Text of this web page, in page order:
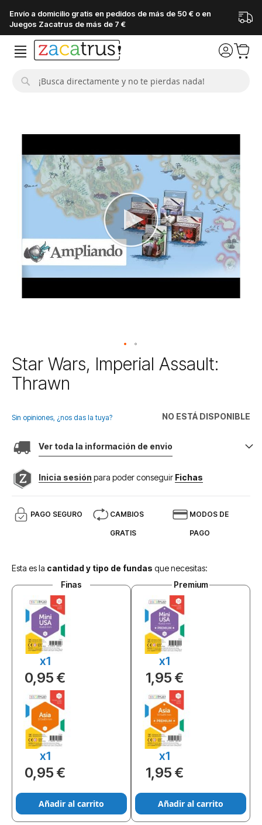
Envío a domicilio gratis en pedidos de más de 50 € o en
Juegos Zacatrus de más de 7 €
galería
imágenes
Saltar
al
comienzo
galería
imágenes
Star Wars, Imperial Assault:
Thrawn
NO ESTÁ DISPONIBLE
Sin opiniones, ¿nos das la tuya?
Ver toda la información de envio
Inicia sesión para poder conseguir Fichas
PAGO SEGURO CAMBIOS
GRATIS
MODOS DE
PAGO
Esta es la cantidad y tipo de fundas que necesitas:
Finas
x1
0,95 €
x1
0,95 €
Añadir al carrito
Premium
x1
1,95 €
x1
1,95 €
Añadir al carrito